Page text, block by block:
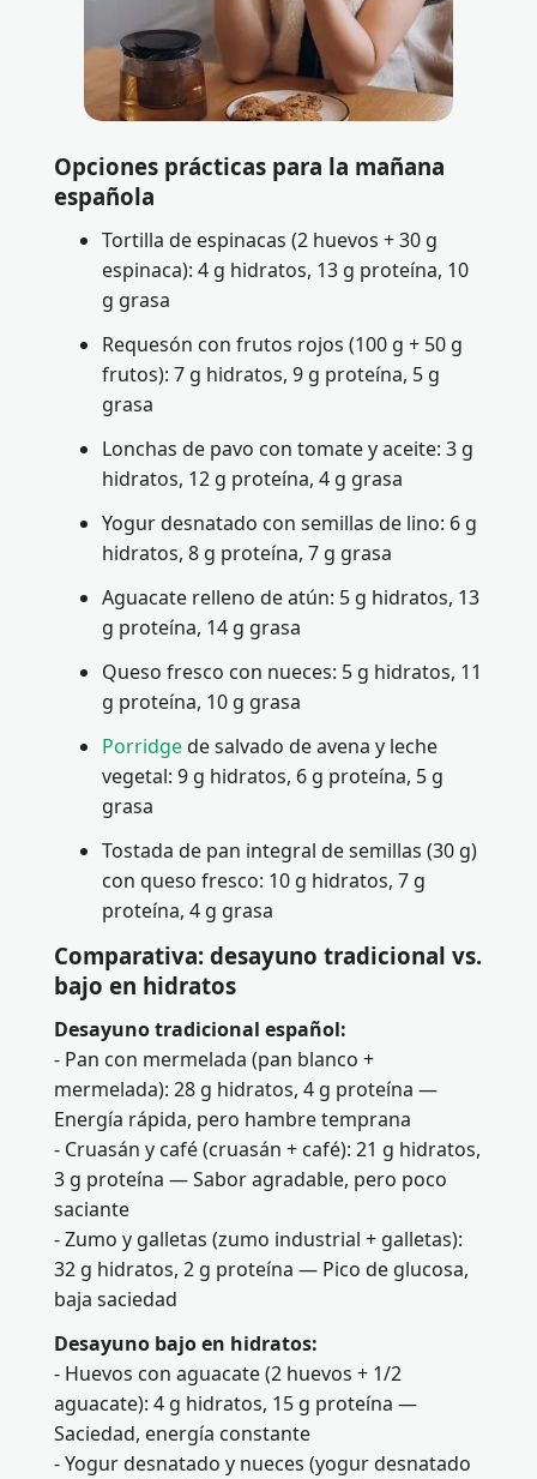
Opciones prácticas para la mañana
española
Tortilla de espinacas (2 huevos + 30 g
espinaca): 4 g hidratos, 13 g proteína, 10
g grasa
Requesón con frutos rojos (100 g + 50 g
frutos): 7 g hidratos, 9 g proteína, 5 g
grasa
Lonchas de pavo con tomate y aceite: 3 g
hidratos, 12 g proteína, 4 g grasa
Yogur desnatado con semillas de lino: 6 g
hidratos, 8 g proteína, 7 g grasa
Aguacate relleno de atún: 5 g hidratos, 13
g proteína, 14 g grasa
Queso fresco con nueces: 5 g hidratos, 11
g proteína, 10 g grasa
Porridgede salvado de avena y leche
vegetal: 9 g hidratos, 6 g proteína, 5 g
grasa
Tostada de pan integral de semillas (30 g)
con queso fresco: 10 g hidratos, 7 g
proteína, 4 g grasa
Comparativa: desayuno tradicional vs.
bajo en hidratos
Desayuno tradicional español:
- Pan con mermelada (pan blanco +
mermelada): 28 g hidratos, 4 g proteína —
Energía rápida, pero hambre temprana
- Cruasán y café (cruasán + café): 21 g hidratos,
3 g proteína — Sabor agradable, pero poco
saciante
- Zumo y galletas (zumo industrial + galletas):
32 g hidratos, 2 g proteína — Pico de glucosa,
baja saciedad
Desayuno bajo en hidratos:
- Huevos con aguacate (2 huevos + 1/2
aguacate): 4 g hidratos, 15 g proteína —
Saciedad, energía constante
- Yogur desnatado y nueces (yogur desnatado